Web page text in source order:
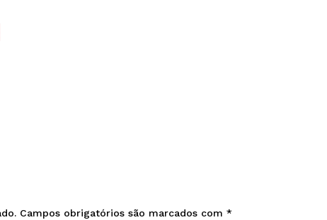
Campos obrigatórios são marcados com*